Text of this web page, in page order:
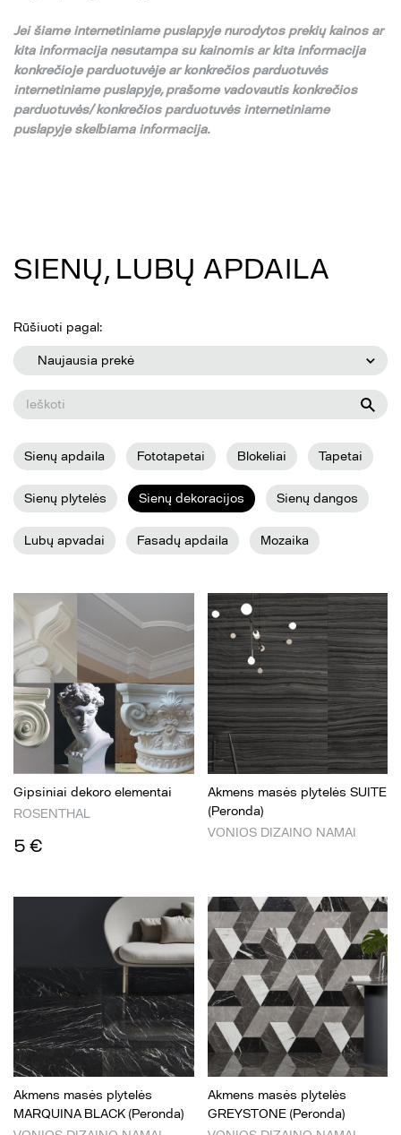
Jeišiame internetiniame puslapyje nurodytos prekiųkainos ar
kita informacija nesutampa sukainomis ar kita informacija
konkrečioje parduotuvėje ar konkrečios parduotuvės
internetiniame puslapyje,prašome vadovautis konkrečios
parduotuvės/ konkrečios parduotuvės internetiniame
puslapyje skelbiama informacija.
SIENŲ, LUBŲ APDAILA
Rūšiuoti pagal:
Naujausia prekė
Sienų apdaila Fototapetai Blokeliai Tapetai
Sienų plytelės Sienų dekoracijos Sienų dangos
Lubų apvadai Fasadų apdaila Mozaika
Gipsiniai dekoro elementai
ROSENTHAL
5 €
Akmens masės plytelės SUITE
(Peronda)
VONIOS DIZAINO NAMAI
Akmens masės plytelės
MARQUINA BLACK (Peronda)
Akmens masės plytelės
GREYSTONE (Peronda)